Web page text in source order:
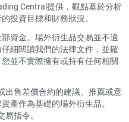
Central提供，觀點基於分析
投資目標和財務狀況。
資金。場外衍生品交易並不適
細閱讀我們的法律文件，並確
並不實際擁有或持有任何相關
出售差價合約的建議、推薦或意
產作為基礎的場外衍生品。
指令。